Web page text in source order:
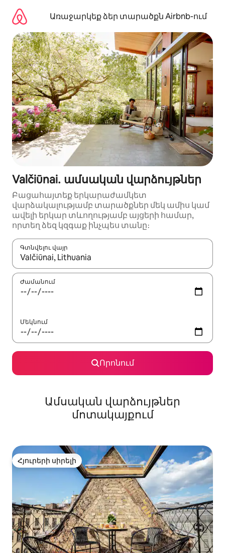
բովանդակությանըԱռաջարկեք ձեր տարածքն Airbnb-ում
Valčiūnai․ ամսական վարձույթներ
Բացահայտեք երկարաժամկետ
վարձակալությամբ տարածքներ մեկ ամիս կամ
ավելի երկար տևողությամբ այցերի համար,
որտեղ ձեզ կզգաք ինչպես տանը։
Գտնվելու վայր
Երբ արդյունքները հասանելի լինեն, սլաքների
Ժամանում
Մեկնում
Որոնում
Ամսական վարձույթներ
մոտակայքում
Հյուրերի սիրելի
Հյուրերի սիրելի